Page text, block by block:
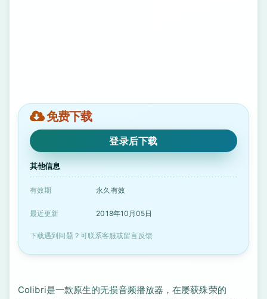
免费下载
登录后下载
其他信息
有效期 永久有效
最近更新 2018年10月05日
下载遇到问题？可联系客服或留言反馈
Colibri是一款原生的无损音频播放器，在屡获殊荣的